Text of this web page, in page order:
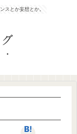
スとか妄想とか。